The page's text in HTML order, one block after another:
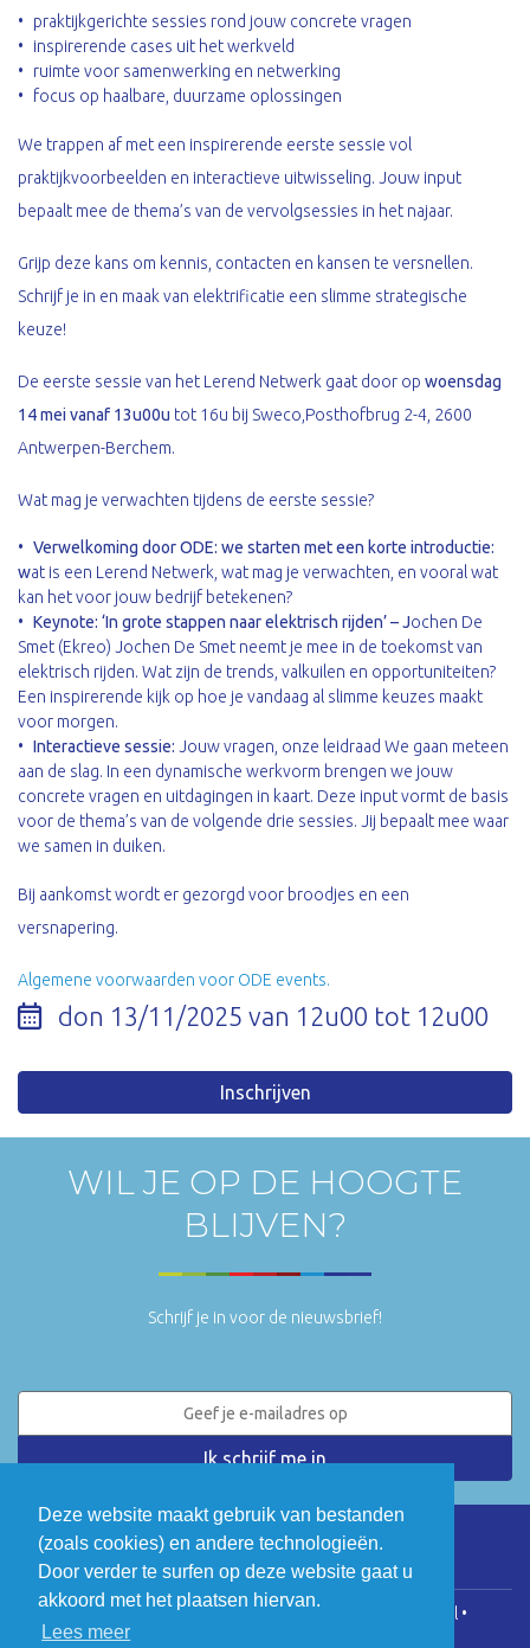
Deze website maakt gebruik van bestanden
(zoals cookies) en andere technologieën.
Door verder te surfen op deze website gaat u
akkoord met het plaatsen hiervan.
Lees meer
praktijkgerichte sessies rond jouw concrete vragen
inspirerende cases uit het werkveld
ruimte voor samenwerking en netwerking
focus op haalbare, duurzame oplossingen
We trappen af met een inspirerende eerste sessie vol
praktijkvoorbeelden en interactieve uitwisseling. Jouw input
bepaalt mee de thema’s van de vervolgsessies in het najaar.
Grijp deze kans om kennis, contacten en kansen te versnellen.
Schrijf je in en maak van elektrificatie een slimme strategische
keuze!
De eerste sessie van het Lerend Netwerk gaat door op woensdag
14 mei vanaf 13u00u tot 16u bij Sweco,Posthofbrug 2-4, 2600
Antwerpen-Berchem.
Wat mag je verwachten tijdens de eerste sessie?
Verwelkoming door ODE: we starten met een korte introductie:
wat is een Lerend Netwerk, wat mag je verwachten, en vooral wat
kan het voor jouw bedrijf betekenen?
Keynote: ‘In grote stappen naar elektrisch rijden’ – Jochen De
Smet (Ekreo) Jochen De Smet neemt je mee in de toekomst van
elektrisch rijden. Wat zijn de trends, valkuilen en opportuniteiten?
Een inspirerende kijk op hoe je vandaag al slimme keuzes maakt
voor morgen.
Interactieve sessie: Jouw vragen, onze leidraad We gaan meteen
aan de slag. In een dynamische werkvorm brengen we jouw
concrete vragen en uitdagingen in kaart. Deze input vormt de basis
voor de thema’s van de volgende drie sessies. Jij bepaalt mee waar
we samen in duiken.
Bij aankomst wordt er gezorgd voor broodjes en een
versnapering.
Algemene voorwaarden voor ODE events.
don 13/11/2025 van 12u00 tot 12u00
Inschrijven
WIL JE OP DE HOOGTE
BLIJVEN?
Schrijf je in voor de nieuwsbrief!
LinkedIn Twitter
COGEN Vlaanderen • Koningsstraat 146, 1000 Brussel •
info@cogenvlaanderen.be